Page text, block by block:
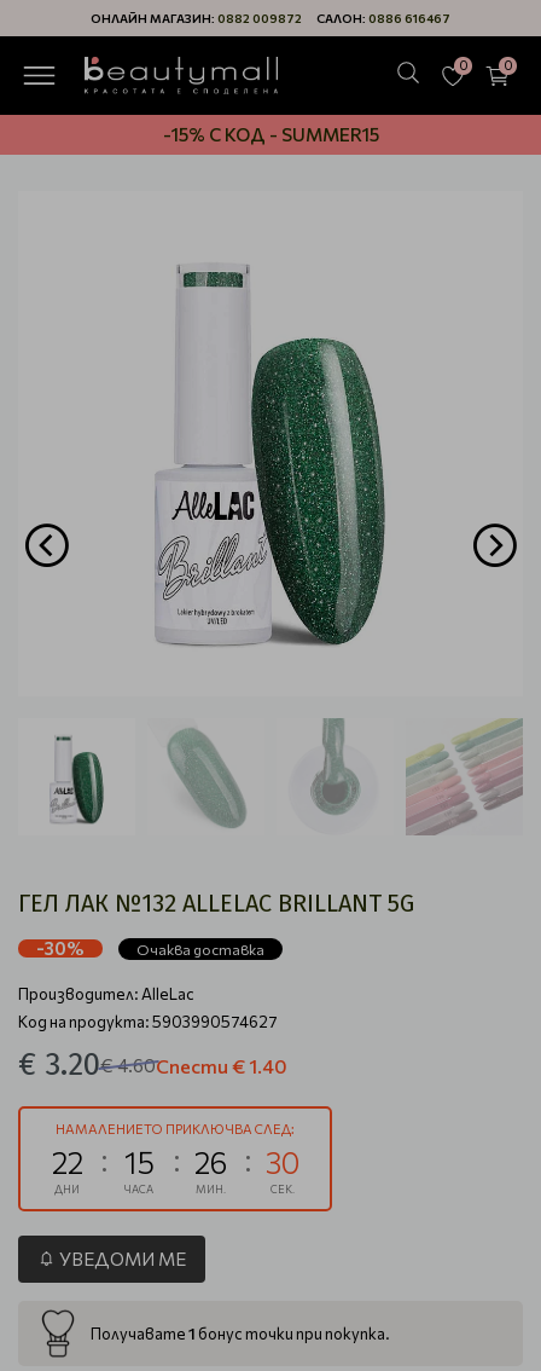
ОНЛАЙН МАГАЗИН: 0882 009872 САЛОН: 0886 616467
0 0
-15% С КОД - SUMMER15
ГЕЛ ЛАК №132 ALLELAC BRILLANT 5G
-30% Очаква доставка
Производител: AlleLac
Код на продукта: 5903990574627
€ 3.20€ 4.60Спести € 1.40
НАМАЛЕНИЕТО ПРИКЛЮЧВА СЛЕД:
22
ДНИ
15
ЧАСА
26
МИН.
29
СЕК.
УВЕДОМИ МЕ
Получавате1 бонус точки при покупка.